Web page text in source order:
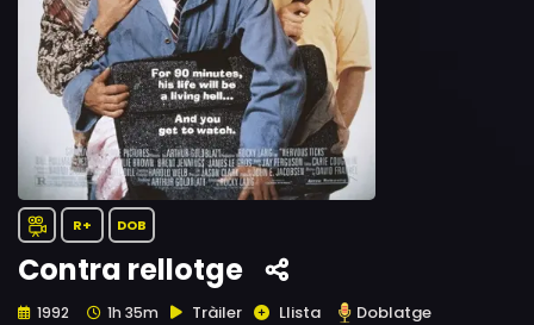
R+ DOB
Contra rellotge
1992 1h 35m Tràiler Llista Doblatge